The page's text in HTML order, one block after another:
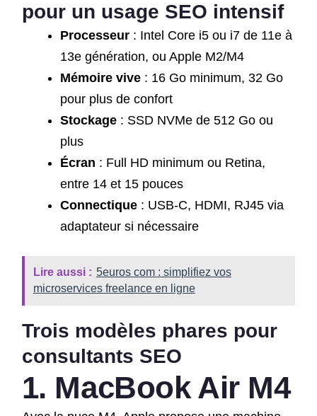
pour un usage SEO intensif
Processeur: Intel Core i5 ou i7 de 11e à
13e génération, ou Apple M2/M4
Mémoire vive: 16 Go minimum, 32 Go
pour plus de confort
Stockage: SSD NVMe de 512 Go ou
plus
Écran : Full HD minimum ou Retina,
entre 14 et 15 pouces
Connectique: USB-C, HDMI, RJ45 via
adaptateur si nécessaire
Lire aussi : 5euros com : simplifiez vos
microservices freelance en ligne
Trois modèles phares pour
consultants SEO
1. MacBook Air M4